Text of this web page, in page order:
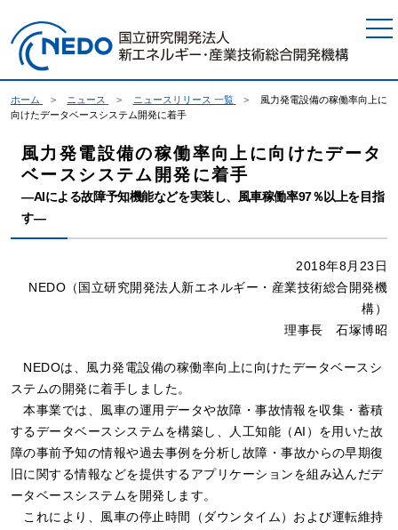
ホーム ニュース ニュースリリース 一覧
風力発電設備の稼働率向上に
向けたデータベースシステム開発に着手
風力発電設備の稼働率向上に向けたデータ
ベースシステム開発に着手
―AIによる故障予知機能などを実装し、風車稼働率97％以上を目指
す―
2018年8月23日
NEDO（国立研究開発法人新エネルギー・産業技術総合開発機
構）
理事長 石塚博昭
NEDOは、風力発電設備の稼働率向上に向けたデータベースシ
ステムの開発に着手しました。
本事業では、風車の運用データや故障・事故情報を収集・蓄積
するデータベースシステムを構築し、人工知能（AI）を用いた故
障の事前予知の情報や過去事例を分析し故障・事故からの早期復
旧に関する情報などを提供するアプリケーションを組み込んだデ
ータベースシステムを開発します。
これにより、風車の停止時間（ダウンタイム）および運転維持